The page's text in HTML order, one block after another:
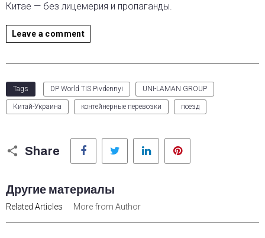
Китае — без лицемерия и пропаганды.
Leave a comment
Tags DP World TIS Pivdennyi UNI-LAMAN GROUP
Китай-Украина контейнерные перевозки поезд
Share
Facebook Twitter LinkedIn
Другие материалы
Related Articles More from Author